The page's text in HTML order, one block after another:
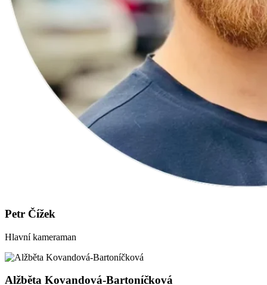
Petr Čížek
Hlavní kameraman
Alžběta Kovandová-Bartoníčková